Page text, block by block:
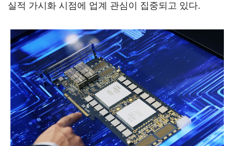
실적 가시화 시점에 업계 관심이 집중되고 있다.